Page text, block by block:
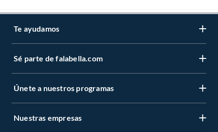
Te ayudamos
Sé parte de falabella.com
Únete a nuestros programas
Nuestras empresas